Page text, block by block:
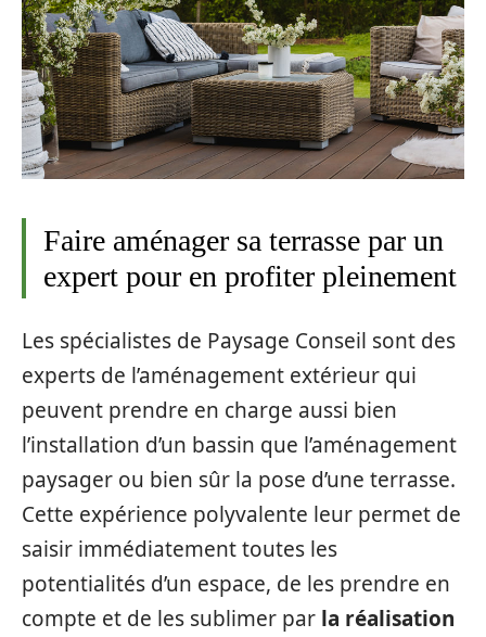
Faire aménager sa terrasse par un
expert pour en profiter pleinement
Les spécialistes de Paysage Conseil sont des
experts de l’aménagement extérieur qui
peuvent prendre en charge aussi bien
l’installation d’un bassin que l’aménagement
paysager ou bien sûr la pose d’une terrasse.
Cette expérience polyvalente leur permet de
saisir immédiatement toutes les
potentialités d’un espace, de les prendre en
compte et de les sublimer par la réalisation